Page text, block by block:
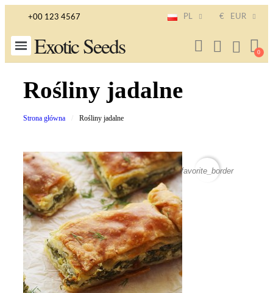
+00 123 4567 PL € EUR
Exotic Seeds
Rośliny jadalne
Strona główna Rośliny jadalne
favorite_border